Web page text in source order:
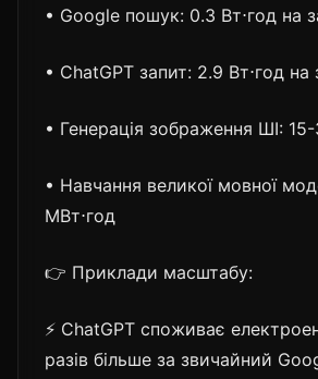
• Google пошук: 0.3 Вт⋅год на
• ChatGPT запит: 2.9 Вт⋅год на
• Генерація зображення ШІ:
• Навчання великої мовної
МВт⋅год
👉 Приклади масштабу:
⚡ ChatGPT споживає
разів більше за звичайний